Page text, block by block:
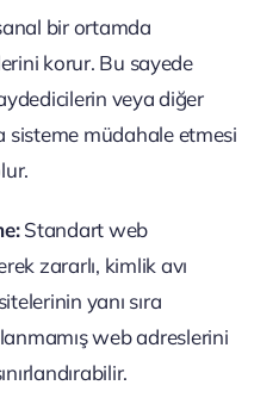
bir ortamda
korur. Bu sayede
veya diğer
sisteme müdahale etmesi
Standart web
zararlı, kimlik avı
yanı sıra
web adreslerini